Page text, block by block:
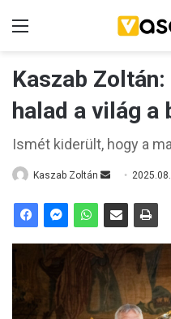
Kaszab
halad a világ a
Ismét kiderült, hogy a
Kaszab Zoltán
n
e
m